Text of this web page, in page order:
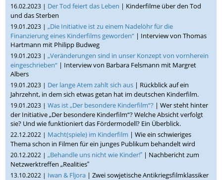
16.02.2023 | Der Tod feiert das Leben | Kinderfilme über den Tod
und das Sterben
19.01.2023 |„Die Initiative ist zu einem Nadelöhr für die
Finanzierung eines Kinderfilms geworden“ | Interview von Thomas
Hartmann mit Philipp Budweg
19.01.2023 |„Veränderungen sind in unser Konzept von vornherein
eingeschrieben“ | Interview von Barbara Felsmann mit Margret
Albers
19.01.2023 | Der lange Atem zahlt sich aus | Rückblick auf ein
Jahrzehnt, in dem sich etwas getan hat im deutschen Kinderfilm.
19.01.2023 |Was ist „Der besondere Kinderfilm“? | Wer steht hinter
der Initiative „Der besondere Kinderfilm“? Welche Absicht verfolgt
sie? Und wie funktioniert das Fördermodell? Ein Überblick.
22.12.2022 | Macht(spiele) im Kinderfilm | Wie ein schwieriges
Thema schon in Filmen für ein junges Publikum behandelt wird
20.12.2022 |„Behandle uns nicht wie Kinder!‟ | Nachbericht zum
Netzwerktreffen „Realities‟
13.10.2022 | Iwan & Fljora | Zwei sowjetische Antikriegsfilmklassiker